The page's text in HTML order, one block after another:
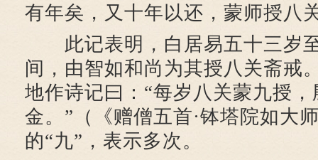
有年矣，又十年以还，蒙师授八
此记表明，白居易五十三岁
间，由智如和尚为其授八关斋戒
地作诗记曰：“每岁八关蒙九授
金。”（《赠僧五首·钵塔院如大
的“九”，表示多次。